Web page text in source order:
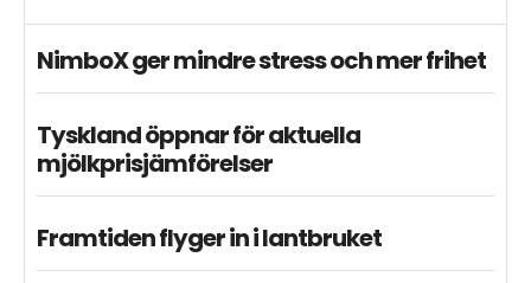
NimboX ger mindre stress och mer frihet
Tyskland öppnar för aktuella
mjölkprisjämförelser
Framtiden flyger in i lantbruket